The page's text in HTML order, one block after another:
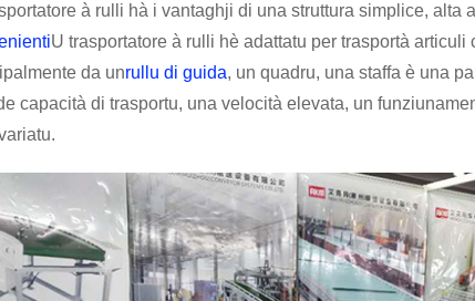
à rulli hà i vantaghji di una struttura simplice, alta
U trasportatore à rulli hè adattatu per trasportà
da unrullu di guida, un quadru, una staffa è una
capacità di trasportu, una velocità elevata, un